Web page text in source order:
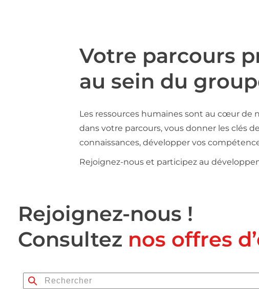
Votre parcours
au sein du
Les ressources humaines sont au cœur de
dans votre parcours, vous donner les clés
connaissances, développer vos
Rejoignez-nous et participez au
Rejoignez-nous !
Consultez nos offres